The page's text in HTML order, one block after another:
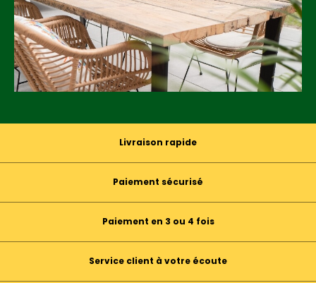
Livraison rapide
Paiement sécurisé
Paiement en 3 ou 4 fois
Service client à votre écoute